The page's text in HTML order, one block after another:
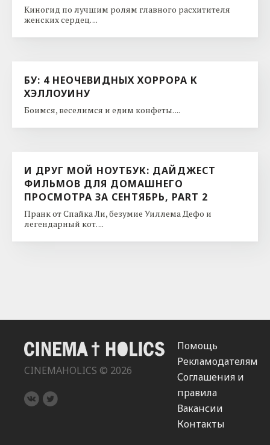
Киногид по лучшим ролям главного расхитителя
женских сердец. ...
БУ: 4 НЕОЧЕВИДНЫХ ХОРРОРА К
ХЭЛЛОУИНУ
Боимся, веселимся и едим конфеты. ...
И ДРУГ МОЙ НОУТБУК: ДАЙДЖЕСТ
ФИЛЬМОВ ДЛЯ ДОМАШНЕГО
ПРОСМОТРА ЗА СЕНТЯБРЬ, PART 2
Пранк от Спайка Ли, безумие Уиллема Дефо и
легендарный кот. ...
CINEMAHOLICS © 2026
Помощь
Рекламодателям
Соглашения и
правила
Вакансии
Контакты